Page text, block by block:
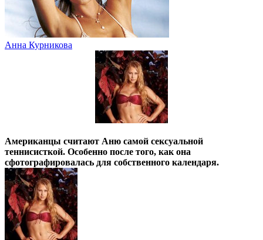
Анна Курникова
Американцы считают Аню самой сексуальной
теннисисткой. Особенно после того, как она
cфотографировалась для собственного календаря.